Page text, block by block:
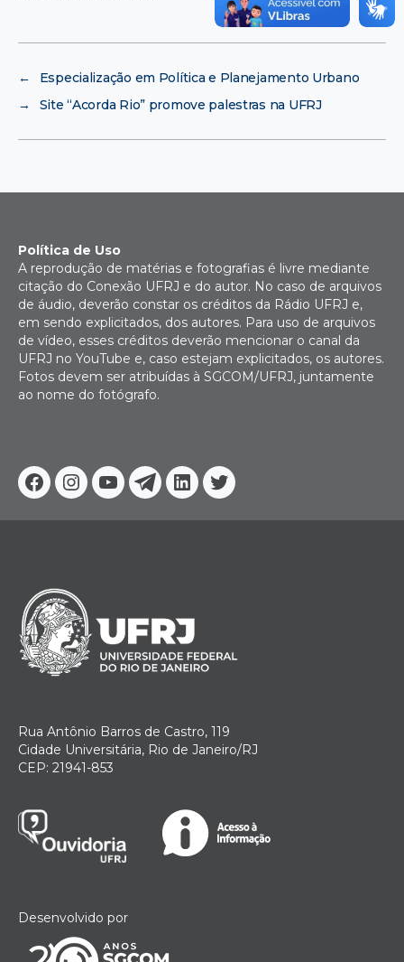
←
Especialização em Política e Planejamento Urbano
→
Site “Acorda Rio” promove palestras na UFRJ
Facebook
Instagram
YoutubeTelegram
Linkedin
Twitter
Política de Uso
A reprodução de matérias e fotografias é livre mediante
citação do Conexão UFRJ e do autor. No caso de arquivos
de áudio, deverão constar os créditos da Rádio UFRJ e,
em sendo explicitados, dos autores. Para uso de arquivos
de vídeo, esses créditos deverão mencionar o canal da
UFRJ no YouTube e, caso estejam explicitados, os autores.
Fotos devem ser atribuídas à SGCOM/UFRJ, juntamente
ao nome do fotógrafo.
Rua Antônio Barros de Castro, 119
Cidade Universitária, Rio de Janeiro/RJ
CEP: 21941-853
Desenvolvido por